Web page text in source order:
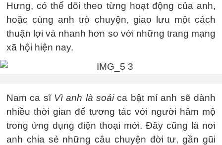
Hưng, có thể dõi theo từng hoạt động của anh,
hoặc cùng anh trò chuyện, giao lưu một cách
thuận lợi và nhanh hơn so với những trang mạng
xã hội hiện nay.
Nam ca sĩ Vì anh là soáica bật mí anh sẽ dành
nhiều thời gian để tương tác với người hâm mộ
trong ứng dụng điện thoại mới. Đây cũng là nơi
anh chia sẻ những câu chuyện đời tư, gần gũi